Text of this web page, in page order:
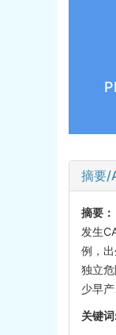
摘要/
摘要：
发生
例，
独立
少早
关键